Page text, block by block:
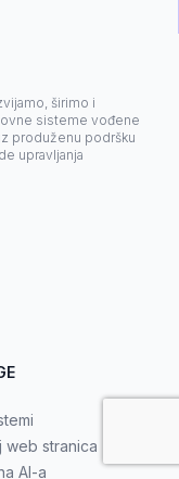
širimo i
sisteme vođene
produženu podršku
upravljanja
web stranica
AI-a